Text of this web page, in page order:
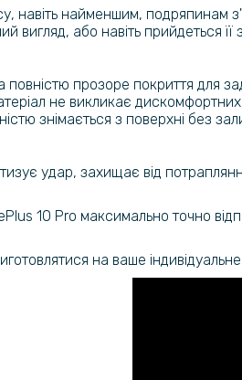
навіть найменшим, подряпинам
вигляд, або навіть прийдеться її
повністю прозоре покриття для
не викликає
знімається з поверхні без
удар, захищає від
10 Pro максимально точно
на ваше